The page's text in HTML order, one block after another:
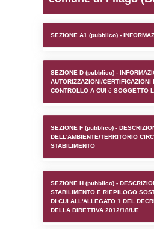
sql: SELECT
executionMS:
comune
SEZIONE A1